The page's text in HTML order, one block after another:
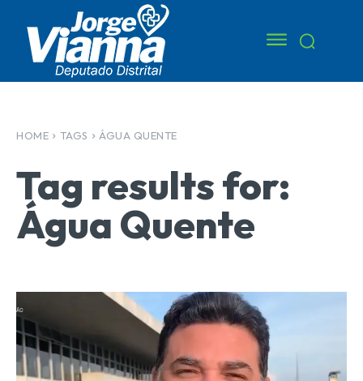
HOME TAGS ÁGUA QUENTE
Tag results for:
Água Quente